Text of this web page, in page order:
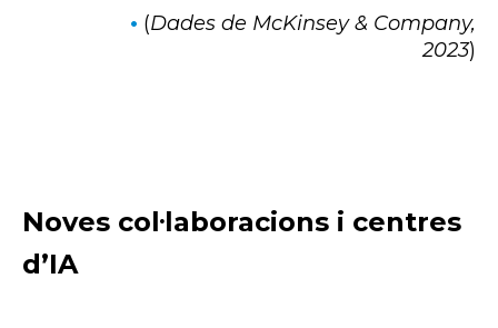
(Dades de McKinsey & Company,
2023)
Noves col·laboracions i centres
d’IA